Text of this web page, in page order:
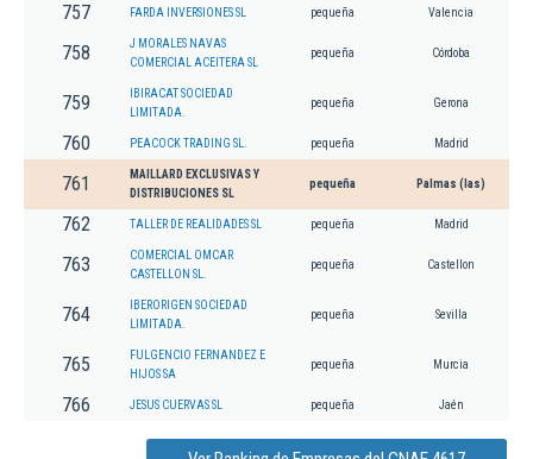
757 FARDA INVERSIONES SL pequeña Valencia
758
J MORALES NAVAS
COMERCIAL ACEITERA SL
pequeña Córdoba
759
IBIRACAT SOCIEDAD
LIMITADA.
pequeña Gerona
760 PEACOCK TRADING SL. pequeña Madrid
761
MAILLARD EXCLUSIVAS Y
DISTRIBUCIONES SL
pequeña Palmas (las)
762 TALLER DE REALIDADES SL pequeña Madrid
763
COMERCIAL OMCAR
CASTELLON SL.
pequeña Castellon
764
IBERORIGEN SOCIEDAD
LIMITADA.
pequeña Sevilla
765
FULGENCIO FERNANDEZ E
HIJOS SA
pequeña Murcia
766 JESUS CUERVAS SL pequeña Jaén